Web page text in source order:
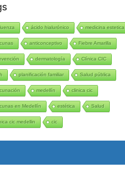
ácido hialurónico medicina estetica
anticonceptivo Fiebre Amarilla
dermatología Clínica CIC
planificación familiar Salud pública
medellín clinica cic
en Medellín estética Salud
cic medellin cic